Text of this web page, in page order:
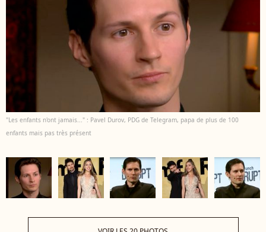
"Les enfants n'ont jamais..." : Pavel Durov, PDG de Telegram, papa de plus de 100
enfants mais pas très présent